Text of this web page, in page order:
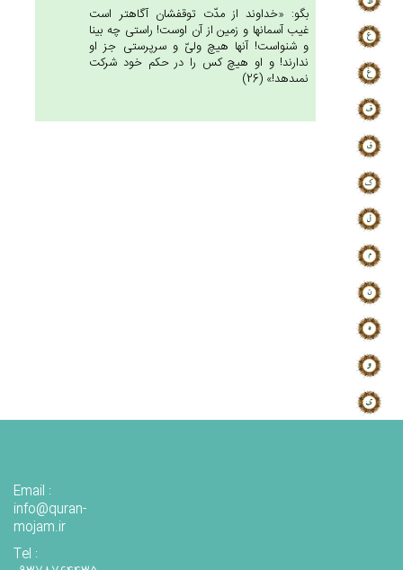
بگو: «خداوند از مدّت توقفشان آگاهتر است
غيب آسمانها و زمين از آن اوست! راستى چه بينا
و شنواست! آنها هيچ ولىّ و سرپرستى جز او
ندارند! و او هيچ كس را در حكم خود شركت
نمى‏دهد!» (26)
Email :
info@quran-
mojam.ir
Tel :